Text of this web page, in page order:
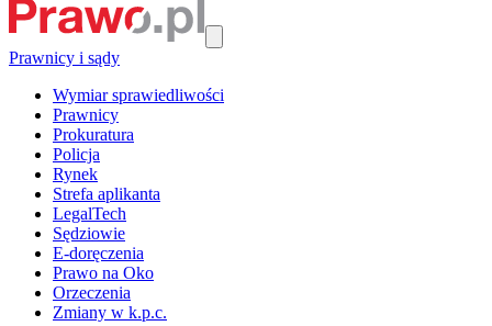
Prawnicy i sądy
Wymiar sprawiedliwości
Prawnicy
Prokuratura
Policja
Rynek
Strefa aplikanta
LegalTech
Sędziowie
E-doręczenia
Prawo na Oko
Orzeczenia
Zmiany w k.p.c.